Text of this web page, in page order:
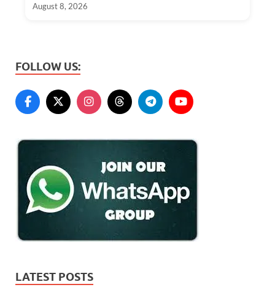
August 8, 2026
FOLLOW US:
LATEST POSTS